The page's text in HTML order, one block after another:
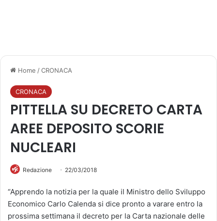
Home /CRONACA
CRONACA
PITTELLA SU DECRETO CARTA
AREE DEPOSITO SCORIE
NUCLEARI
Redazione 22/03/2018
“Apprendo la notizia per la quale il Ministro dello Sviluppo
Economico Carlo Calenda si dice pronto a varare entro la
prossima settimana il decreto per la Carta nazionale delle